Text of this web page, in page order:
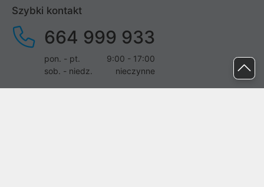
Szybki kontakt
664 999 933
pon. - pt.
9:00 - 17:00
sob. - niedz.
nieczynne